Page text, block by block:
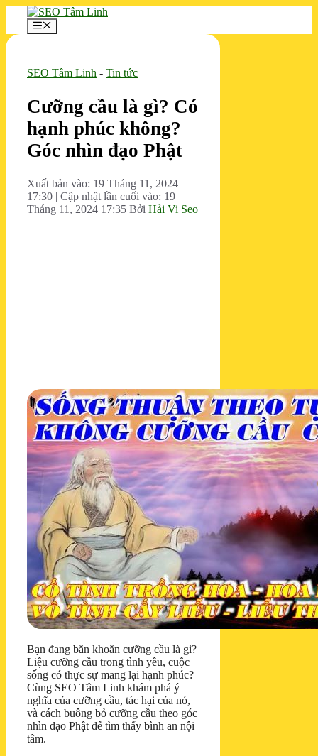
Chuyển
nội
dung
Menu
SEO Tâm Linh - Tin tức
Cưỡng cầu là gì? Có
hạnh phúc không?
Góc nhìn đạo Phật
Xuất bản vào: 19 Tháng 11, 2024
17:30 | Cập nhật lần cuối vào: 19
Tháng 11, 2024 17:35 Bởi Hải Vi Seo
Bạn đang băn khoăn cưỡng cầu là gì?
Liệu cưỡng cầu trong tình yêu, cuộc
sống có thực sự mang lại hạnh phúc?
Cùng SEO Tâm Linh khám phá ý
nghĩa của cưỡng cầu, tác hại của nó,
và cách buông bỏ cưỡng cầu theo góc
nhìn đạo Phật để tìm thấy bình an nội
tâm.